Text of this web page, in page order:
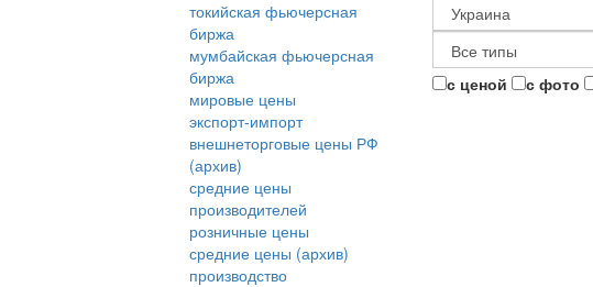
токийская фьючерсная
биржа
мумбайская фьючерсная
биржа
мировые цены
экспорт-импорт
внешнеторговые цены РФ
(архив)
средние цены
производителей
розничные цены
средние цены (архив)
производство
с ценой с фото